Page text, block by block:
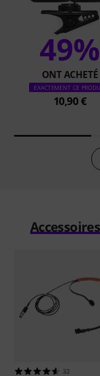
49%
ONT ACHETÉ
EXACTEMENT CE
10,90 €
32